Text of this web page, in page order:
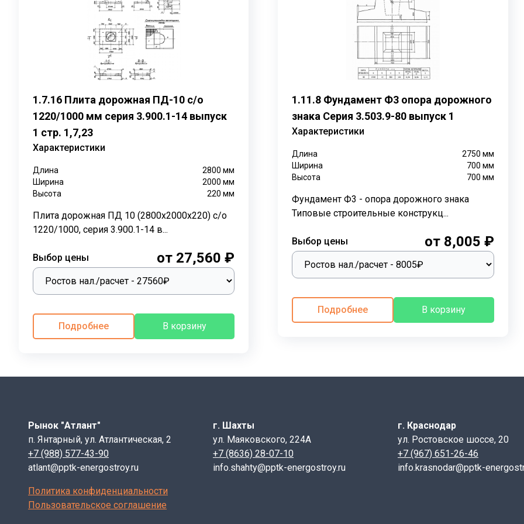
Геометрический объем
: 0,9625 м3
Рассматривая марку ПД 6, можно выделить следующие элементы:
ПД – это обозначение самого изделия, которое расшифровывается как "плита дорожная".
-6 – это типоразмер плиты, который указывает на её габариты и характеристики.
На боковой поверхности готовой дорожной плиты ПД-6 также указывается марка, дата выпуска, а иногда и
Технические характеристики:
Дорожная плита ПД-6 имеет внутреннее отверстие, предназначенное для установки чугунного или
строительстве водопроводных и канализационных колодцев, которые устанавливаются на проезжих частях
железобетонных колодцев играют важную роль в обустройстве различных инженерных сетей, водоотводных
септики. Их использование оправдано благодаря высокой устойчивости к деформациям, а также способности
и почвы.
Материалы и производство:
Производственный процесс дорожных плит, предназначенных для колодезных конструкций,
14. Изготовление плит осуществляется с использованием метода вибропрессования, который является одной
строительстве. Вибропрессование представляет собой процесс, в котором полусухая твердая смесь
вибрации, действующей снизу. Этот метод позволяет достичь высокой плотности и прочности конечного
подвергаются значительным нагрузкам в условиях эксплуатации. После прессовки изделия проходят
долговечность и надежность.
Дорожные плиты ПД 6 находят широкое применение в различных областях, связанных с инфраструктурным
могут быть использованы как в городских условиях, так и в более сложных природных условиях. Их
зонах с частыми осадками позволяет эффективно решать задачи по водоотведению и предотвращению
Назначение:
Для временного дорожного покрытия на стройплощадках.
1.7.16 Плита дорожная ПД-10 с/о
1220/1000 мм серия 3.900.1-14 выпуск
1 стр. 1,7,23
Характеристики
Длина 2800мм
Ширина
2000мм
Высота
220мм
Плита дорожная ПД 10 (2800х2000х220) с/о
1220/1000, серия 3.900.1-14 в...
Выбор цены от 27,560 ₽
Подробнее В корзину
1.11.8 Фундамент Ф3 опора дорожного
знака Серия 3.503.9-80 выпуск 1
Характеристики
Длина 2750 мм
Ширина
700 мм
Высота
700 мм
Фундамент Ф3 - опора дорожного знака
Типовые строительные конструкц...
Выбор цены от 8,005 ₽
Подробнее В корзину
Рынок "Атлант"
п. Янтарный, ул. Атлантическая, 2
+7 (988) 577-43-90
atlant@pptk-energostroy.ru
г. Шахты
ул. Маяковского, 224А
+7 (8636) 28-07-10
info.shahty@pptk-energostroy.ru
г. Краснодар
ул. Ростовское шоссе, 20
+7 (967) 651-26-46
info.krasnodar@pptk-
Политика конфиденциальности
Пользовательское соглашение